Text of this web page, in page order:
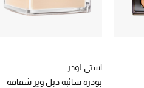
استي لودر
بودرة سائبة دبل وير شفافة